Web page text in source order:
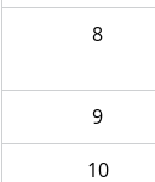
8
9
10